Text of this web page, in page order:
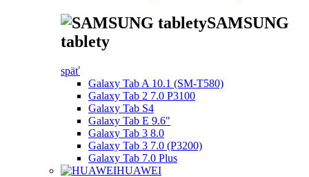
SAMSUNG
tablety
späť
Galaxy Tab A 10.1 (SM-T580)
Galaxy Tab 2 7.0 P3100
Galaxy Tab S4
Galaxy Tab E 9.6"
Galaxy Tab 3 8.0
Galaxy Tab 3 7.0 (P3200)
Galaxy Tab 7.0 Plus
HUAWEI